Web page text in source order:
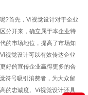
首先，Vi视觉设计对于企业
分开来，确立属于本企业特
的市场地位，提高了市场知
视觉设计可以有效传达企业
好的宣传企业赢得更多的合
符号吸引消费者，为大众留
的忠诚度。Vi视觉设计还具